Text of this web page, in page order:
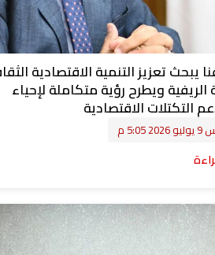
يبحث تعزيز التنمية الاقتصادية
الريفية ويطرح رؤية متكاملة لإحياء
التكتلات الاقتصادية
م